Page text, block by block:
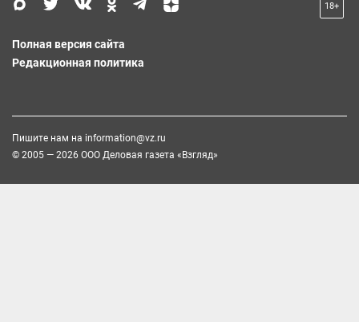
18+
Полная версия сайта
Редакционная политика
Пишите нам на information@vz.ru
© 2005 — 2026 ООО Деловая газета «Взгляд»